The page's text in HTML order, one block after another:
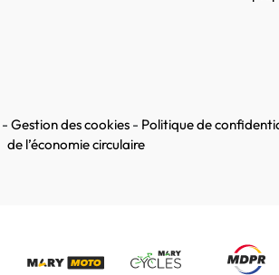
- Gestion des cookies - Politique de
de l’économie circulaire